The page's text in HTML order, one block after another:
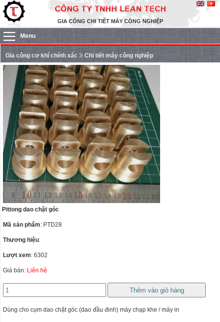
GIA CÔNG CHI TIẾT MÁY CÔNG NGHIỆP
Menu
Gia công cơ khí chính xác Chi tiết máy công nghiệp
Pittong dao chặt góc
Mã sản phẩm: PTD28
Thương hiệu:
Lượt xem: 6302
Giá bán: Liên hệ
Dùng cho cụm dao chặt góc (dao đầu đinh) máy chạp khe / máy in